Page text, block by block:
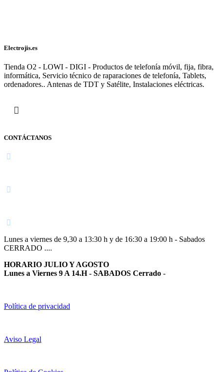
Electrojis.es
Tienda O2 - LOWI - DIGI - Productos de telefonía móvil, fija, fibra,
informática, Servicio técnico de raparaciones de telefonía, Tablets,
ordenadores.. Antenas de TDT y Satélite, Instalaciones eléctricas.
CONTÁCTANOS
Lunes a viernes de 9,30 a 13:30 h y de 16:30 a 19:00 h - Sabados
CERRADO ....
HORARIO JULIO Y AGOSTO
Lunes a Viernes 9 A 14.H - SABADOS Cerrado -
Política de privacidad
Aviso Legal